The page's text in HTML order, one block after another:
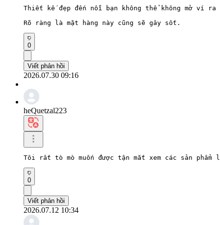
Thiết kế đẹp đến nỗi bạn không thể không mở ví ra
Rõ ràng là mặt hàng này cũng sẽ gây sốt.
0
Viết phản hồi
2026.07.30 09:16
heQuetzal223
Tôi rất tò mò muốn được tận mắt xem các sản
0
Viết phản hồi
2026.07.12 10:34